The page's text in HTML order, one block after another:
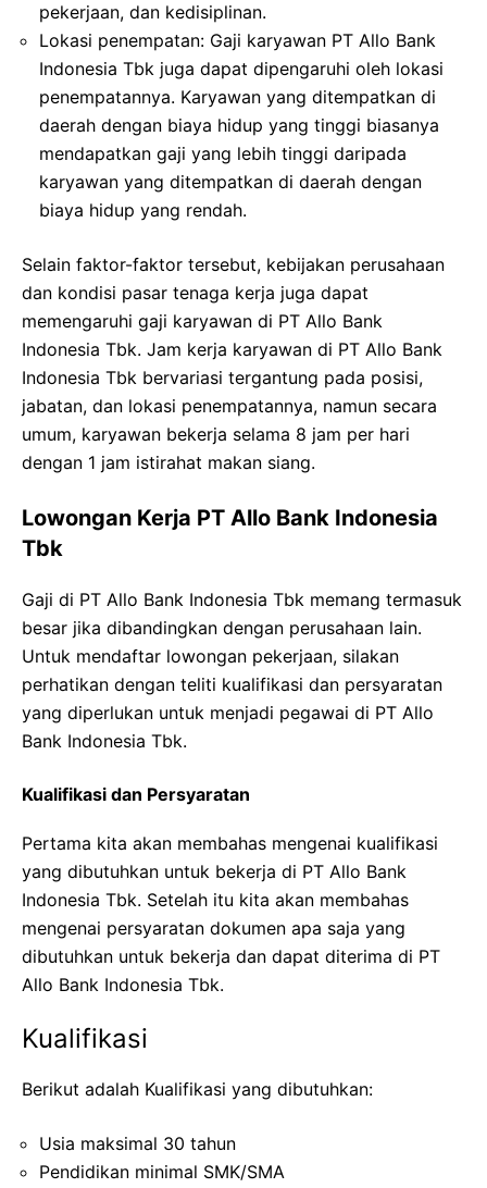
pekerjaan, dan kedisiplinan.
Lokasi penempatan: Gaji karyawan PT Allo Bank
Indonesia Tbk juga dapat dipengaruhi oleh lokasi
penempatannya. Karyawan yang ditempatkan di
daerah dengan biaya hidup yang tinggi biasanya
mendapatkan gaji yang lebih tinggi daripada
karyawan yang ditempatkan di daerah dengan
biaya hidup yang rendah.
Selain faktor-faktor tersebut, kebijakan perusahaan
dan kondisi pasar tenaga kerja juga dapat
memengaruhi gaji karyawan di PT Allo Bank
Indonesia Tbk. Jam kerja karyawan di PT Allo Bank
Indonesia Tbk bervariasi tergantung pada posisi,
jabatan, dan lokasi penempatannya, namun secara
umum, karyawan bekerja selama 8 jam per hari
dengan 1 jam istirahat makan siang.
Lowongan Kerja PT Allo Bank Indonesia
Tbk
Gaji di PT Allo Bank Indonesia Tbk memang termasuk
besar jika dibandingkan dengan perusahaan lain.
Untuk mendaftar lowongan pekerjaan, silakan
perhatikan dengan teliti kualifikasi dan persyaratan
yang diperlukan untuk menjadi pegawai di PT Allo
Bank Indonesia Tbk.
Kualifikasi dan Persyaratan
Pertama kita akan membahas mengenai kualifikasi
yang dibutuhkan untuk bekerja di PT Allo Bank
Indonesia Tbk. Setelah itu kita akan membahas
mengenai persyaratan dokumen apa saja yang
dibutuhkan untuk bekerja dan dapat diterima di PT
Allo Bank Indonesia Tbk.
Kualifikasi
Berikut adalah Kualifikasi yang dibutuhkan:
Usia maksimal 30 tahun
Pendidikan minimal SMK/SMA